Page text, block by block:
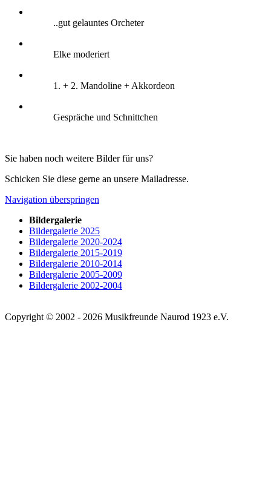
..gut gelauntes Orcheter
Elke moderiert
1. + 2. Mandoline + Akkordeon
Gespräche und Schnittchen
Sie haben noch weitere Bilder für uns?
Schicken Sie diese gerne an unsere Mailadresse.
Navigation überspringen
Bildergalerie
Bildergalerie 2025
Bildergalerie 2020-2024
Bildergalerie 2015-2019
Bildergalerie 2010-2014
Bildergalerie 2005-2009
Bildergalerie 2002-2004
Copyright © 2002 - 2026 Musikfreunde Naurod 1923 e.V.